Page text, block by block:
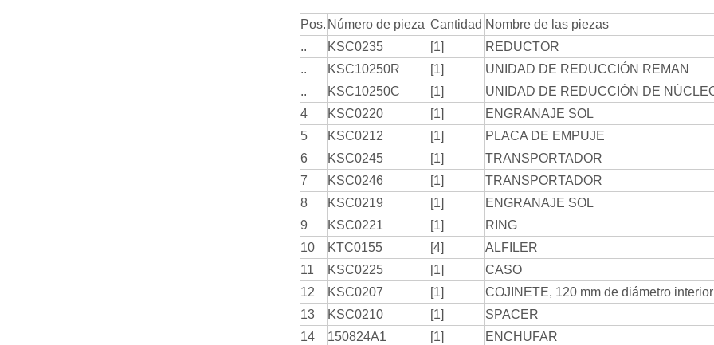
Pos. Número de pieza Cantidad Nombre de las piezas
..
KSC0235 [1]
REDUCTOR
..
KSC10250R [1]
UNIDAD DE REDUCCIÓN REMAN
..
KSC10250C [1]
UNIDAD DE REDUCCIÓN DE
4
KSC0220 [1]
ENGRANAJE SOL
5
KSC0212 [1]
PLACA DE EMPUJE
6
KSC0245 [1]
TRANSPORTADOR
7
KSC0246 [1]
TRANSPORTADOR
8
KSC0219 [1]
ENGRANAJE SOL
9
KSC0221 [1]
RING
10
KTC0155 [4]
ALFILER
11
KSC0225 [1]
CASO
12
KSC0207 [1]
COJINETE, 120 mm de diámetro
13
KSC0210 [1]
SPACER
14
150824A1 [1]
ENCHUFAR